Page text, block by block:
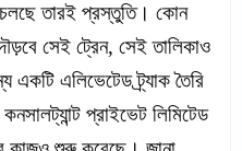
তারই প্রস্তুতি। কোন
সেই ট্রেন, সেই তালিকাও
একটি এলিভেটেড ট্র্যাক তৈরি
প্রাইভেট লিমিটেড